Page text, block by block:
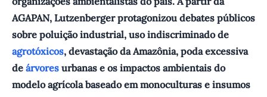
AGAPAN, Lutzenberger protagonizou debates públicos
sobre poluição industrial, uso indiscriminado de
agrotóxicos, devastação da Amazônia, poda excessiva
de árvores urbanas e os impactos ambientais do
modelo agrícola baseado em monoculturas e insumos